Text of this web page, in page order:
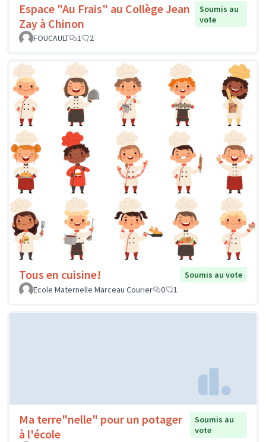
Espace "Au Frais" au Collège Jean
Zay à Chinon
Soumis au
vote
FOUCAULT
1 2
Tous en cuisine!
Soumis au vote
Ecole Maternelle Marceau Courier
0 1
Ma terre"nelle" pour un potager
à l'école
Soumis au
vote